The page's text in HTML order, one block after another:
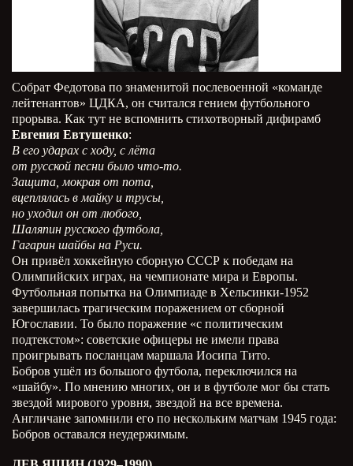
Собрат Федотова по знаменитой послевоенной «команде
лейтенантов» ЦДКА, он считался гением футбольного
прорыва. Как тут не вспомнить стихотворный дифирамб
Евгения Евтушенко:
В его ударах с ходу, с лёта
от русской песни было что-то.
Защита, мокрая от пота,
вцеплялась в майку и трусы,
но уходил он от любого,
Шаляпин русского футбола,
Гагарин шайбы на Руси.
Он привёл хоккейную сборную СССР к победам на
Олимпийских играх, на чемпионате мира и Европы.
Футбольная попытка на Олимпиаде в Хельсинки-1952
завершилась трагическим поражением от сборной
Югославии. То было поражение «с политическим
подтекстом»: советские офицеры не имели права
проигрывать посланцам маршала Иосипа Тито.
Бобров ушёл из большого футбола, переключился на
«шайбу». По мнению многих, он и в футболе мог бы стать
звездой мирового уровня, звездой на все времена.
Англичане запомнили его по нескольким матчам 1945 года:
Бобров оставался неудержимым.